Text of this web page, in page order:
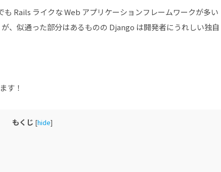
Rails ライクな Web アプリケーションフレームワークが多い
、似通った部分はあるものの Django は開発者にうれしい独自
す！
もくじ [hide]